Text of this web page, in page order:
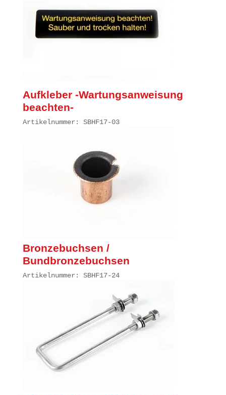
Aufkleber -Wartungsanweisung
beachten-
Artikelnummer: SBHF17-03
Bronzebuchsen /
Bundbronzebuchsen
Artikelnummer: SBHF17-24